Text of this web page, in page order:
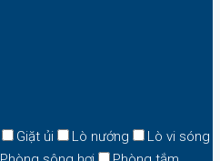
Giặt ủi Lò nướng
Lò vi sóng